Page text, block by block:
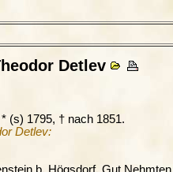
Detlev
(s) 1795, † nach 1851.
Detlev: